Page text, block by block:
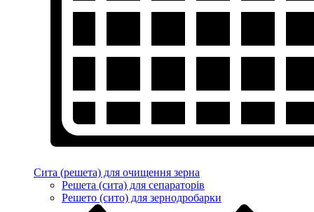
Сита (решета) для очищення зерна
Решета (сита) для сепараторів
Решето (сито) для зернодробарки